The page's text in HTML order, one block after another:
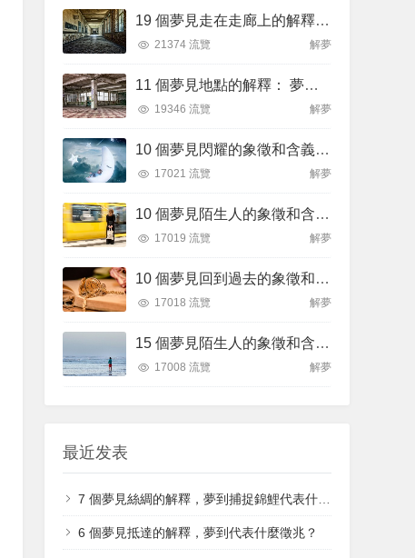
19 個夢見走在走廊上的解釋：夢見自己在走廊裡迷路、夢見在走廊被搶劫
21374 流覽 解夢
11 個夢見地點的解釋： 夢見尋找地方、夢見突然換地
19346 流覽 解夢
10 個夢見閃耀的象徵和含義解釋
17021 流覽 解夢
10 個夢見陌生人的象徵和含義解釋
17019 流覽 解夢
10 個夢見回到過去的象徵和含義解釋
17018 流覽 解夢
15 個夢見陌生人的象徵和含義解釋
17008 流覽 解夢
最近发表
7 個夢見絲綢的解釋，夢到捕捉錦鯉代表什麼徵兆？
6 個夢見抵達的解釋，夢到代表什麼徵兆？